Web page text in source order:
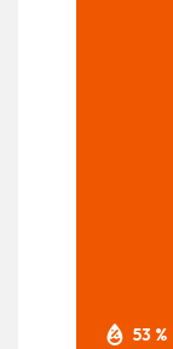
53 %